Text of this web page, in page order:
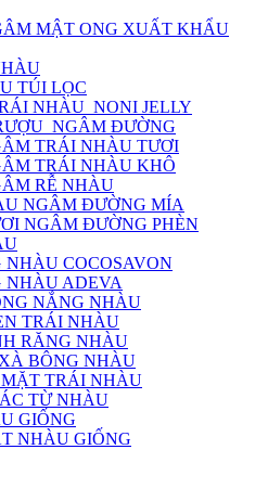
MẬT ONG XUẤT KHẨU
TÚI LỌC
NHÀU_NONI JELLY
ĐƯỜNG
TRÁI NHÀU TƯƠI
TRÁI NHÀU KHÔ
RỄ NHÀU
NGÂM ĐƯỜNG MÍA
NGÂM ĐƯỜNG PHÈN
NHÀU COCOSAVON
NHÀU ADEVA
NẮNG NHÀU
TRÁI NHÀU
RĂNG NHÀU
BÔNG NHÀU
MẶT TRÁI NHÀU
TỪ NHÀU
GIỐNG
NHÀU GIỐNG